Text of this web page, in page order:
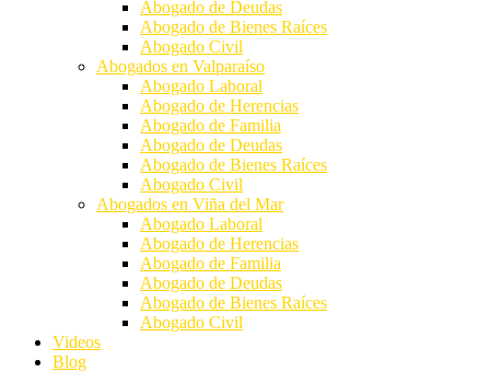
Abogado de Deudas
Abogado de Bienes Raíces
Abogado Civil
Abogados en Valparaíso
Abogado Laboral
Abogado de Herencias
Abogado de Familia
Abogado de Deudas
Abogado de Bienes Raíces
Abogado Civil
Abogados en Viña del Mar
Abogado Laboral
Abogado de Herencias
Abogado de Familia
Abogado de Deudas
Abogado de Bienes Raíces
Abogado Civil
Videos
Blog